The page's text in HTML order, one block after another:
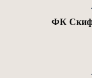
ФК Скиф